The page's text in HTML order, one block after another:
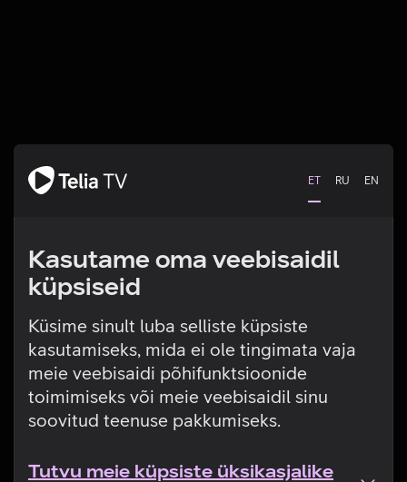
ET RU EN
Kasutame oma veebisaidil
küpsiseid
Küsime sinult luba selliste küpsiste
kasutamiseks, mida ei ole tingimata vaja
meie veebisaidi põhifunktsioonide
toimimiseks või meie veebisaidil sinu
soovitud teenuse pakkumiseks.
Tutvu meie küpsiste üksikasjalike
Tehniline viga